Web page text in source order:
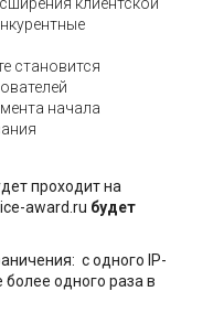
становится
начала
проходит на
award.ru будет
с одного IP-
одного раза в